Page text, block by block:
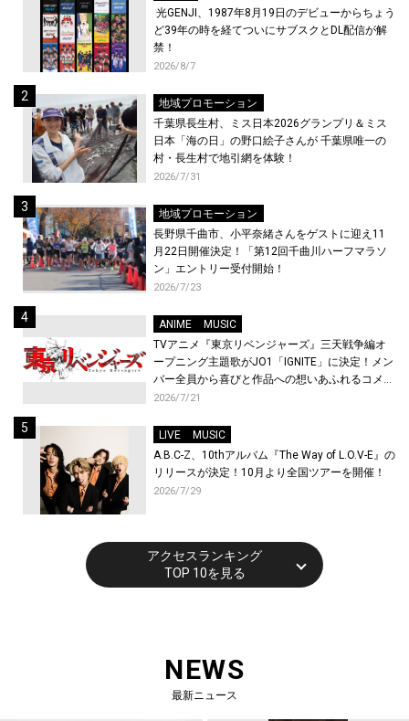
光GENJI、1987年8月19日のデビューからちょう
ど39年の時を経てついにサブスクとDL配信が解
禁！
2026/8/7
地域プロモーション
千葉県長生村、ミス日本2026グランプリ＆ミス
日本「海の日」の野口絵子さんが 千葉県唯一の
村・長生村で地引網を体験！
2026/7/31
地域プロモーション
長野県千曲市、小平奈緒さんをゲストに迎え11
月22日開催決定！「第12回千曲川ハーフマラソ
ン」エントリー受付開始！
2026/7/23
ANIME
MUSIC
TVアニメ『東京リベンジャーズ』三天戦争編オ
ープニング主題歌がJO1「IGNITE」に決定！メン
バー全員から喜びと作品への想いあふれるコメン
トが到着！9月に東京・大阪で先行上映会を開
2026/7/21
LIVE
MUSIC
A.B.C-Z、10thアルバム『The Way of L.O.V-E』の
リリースが決定！10月より全国ツアーを開催！
2026/7/29
アクセスランキング
TOP 10を見る
NEWS
最新ニュース